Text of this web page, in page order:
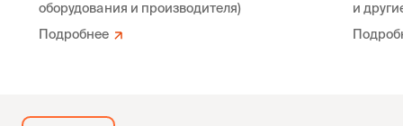
оборудования и производителя)
Подробнее
и